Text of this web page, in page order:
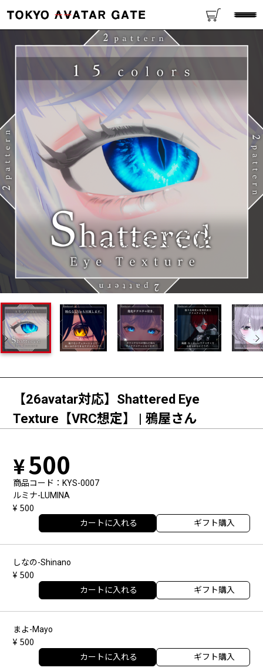
【26avatar対応】Shattered Eye
Texture【VRC想定】 | 鴉屋さん
500
商品コード
KYS-0007
ルミナ-LUMINA
500
カートに入れる ギフト購入
しなの-Shinano
500
カートに入れる ギフト購入
まよ-Mayo
500
カートに入れる ギフト購入